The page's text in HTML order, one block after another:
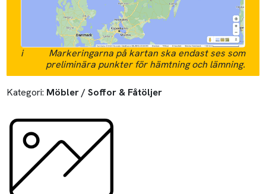
i
Markeringarna på kartan ska endast ses som
preliminära punkter för hämtning och lämning.
Kategori: Möbler / Soffor & Fåtöljer